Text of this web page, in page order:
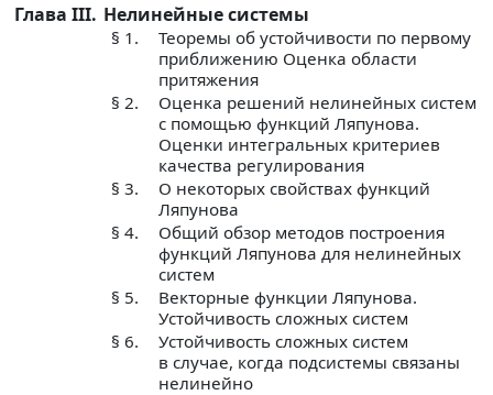
Глава III. Нелинейные системы
§ 1.
Теоремы об устойчивости по первому
приближению Оценка области
притяжения
§ 2.
Оценка решений нелинейных систем
с помощью функций Ляпунова.
Оценки интегральных критериев
качества регулирования
§ 3.
О некоторых свойствах функций
Ляпунова
§ 4.
Общий обзор методов построения
функций Ляпунова для нелинейных
систем
§ 5.
Векторные функции Ляпунова.
Устойчивость сложных систем
§ 6.
Устойчивость сложных систем
в случае, когда подсистемы связаны
нелинейно